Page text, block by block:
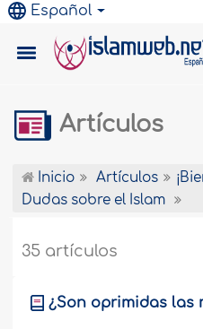
Español
Artículos
Inicio Artículos
Dudas sobre el Islam
35 artículos
¿Son oprimidas las